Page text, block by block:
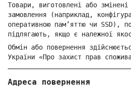
Товари, виготовлені або змінені
замовлення (наприклад,
оперативною пам’яттю чи SSD),
підлягають, якщо є належної
Обмін або повернення
України «Про захист прав
Адреса повернення